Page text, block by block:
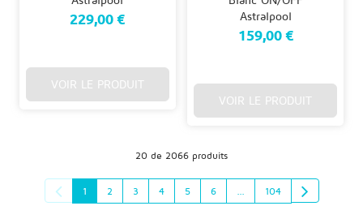
229,00 €
VOIR LE PRODUIT
159,00 €
VOIR LE PRODUIT
20 de 2066 produits
1 2 3 4 5 6 ... 104